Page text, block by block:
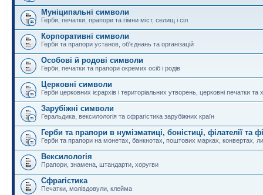
Муніципальні символи
Герби, печатки, прапори та гімни міст, селищ і сіл
Корпоративні символи
Герби та прапори установ, об'єднань та організацій
Особові й родові символи
Герби, печатки та прапори окремих осіб і родів
Церковні символи
Герби церковних ієрархів і територіальних утворень, церковні печатки та
Зарубіжні символи
Геральдика, вексилологія та сфрагістика зарубіжних країн
Герби та прапори в нумізматиці, боністиці, філателії та
Герби та прапори на монетах, банкнотах, поштових марках, конвертах,
Вексилологія
Прапори, знамена, штандарти, хоругви
Сфрагістика
Печатки, молівдовули, клейма